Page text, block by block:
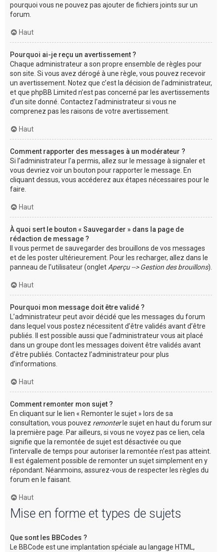
pourquoi vous ne pouvez pas ajouter de fichiers joints sur un
forum.
Haut
Pourquoi ai-je reçu un avertissement ?
Chaque administrateur a son propre ensemble de règles pour
son site. Si vous avez dérogé à une règle, vous pouvez recevoir
un avertissement. Notez que c’est la décision de l’administrateur,
et que phpBB Limited n’est pas concerné par les avertissements
d’un site donné. Contactez l’administrateur si vous ne
comprenez pas les raisons de votre avertissement.
Haut
Comment rapporter des messages à un modérateur ?
Si l’administrateur l’a permis, allez sur le message à signaler et
vous devriez voir un bouton pour rapporter le message. En
cliquant dessus, vous accéderez aux étapes nécessaires pour le
faire.
Haut
À quoi sert le bouton « Sauvegarder » dans la page de
rédaction de message ?
Il vous permet de sauvegarder des brouillons de vos messages
et de les poster ultérieurement. Pour les recharger, allez dans le
panneau de l’utilisateur (onglet Aperçu --> Gestion des brouillons).
Haut
Pourquoi mon message doit être validé ?
L’administrateur peut avoir décidé que les messages du forum
dans lequel vous postez nécessitent d’être validés avant d’être
publiés. Il est possible aussi que l’administrateur vous ait placé
dans un groupe dont les messages doivent être validés avant
d’être publiés. Contactez l’administrateur pour plus
d’informations.
Haut
Comment remonter mon sujet ?
En cliquant sur le lien « Remonter le sujet » lors de sa
consultation, vous pouvez remonterle sujet en haut du forum sur
la première page. Par ailleurs, si vous ne voyez pas ce lien, cela
signifie que la remontée de sujet est désactivée ou que
l’intervalle de temps pour autoriser la remontée n’est pas atteint.
Il est également possible de remonter un sujet simplement en y
répondant. Néanmoins, assurez-vous de respecter les règles du
forum en le faisant.
Haut
Mise en forme et types de sujets
Que sont les BBCodes ?
Le BBCode est une implantation spéciale au langage HTML,